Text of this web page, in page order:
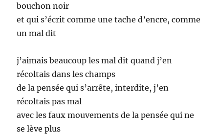
bouchon noir
et qui s’écrit comme une tache d’encre, comme
un mal dit
j’aimais beaucoup les mal dit quand j’en
récoltais dans les champs
de la pensée qui s’arrête, interdite, j’en
récoltais pas mal
avec les faux mouvements de la pensée qui ne
se lève plus